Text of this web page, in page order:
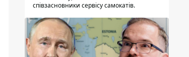
співзасновники сервісу самокатів.